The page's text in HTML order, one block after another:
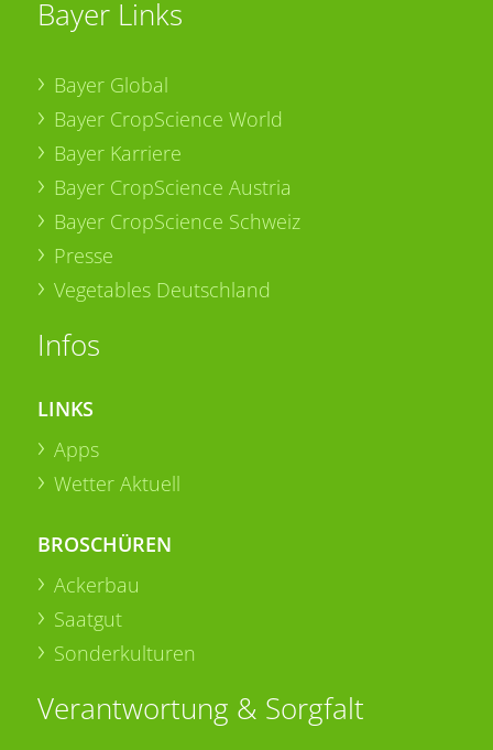
Bayer Links
Bayer Global
Bayer CropScience World
Bayer Karriere
Bayer CropScience Austria
Bayer CropScience Schweiz
Presse
Vegetables Deutschland
Infos
LINKS
Apps
Wetter Aktuell
BROSCHÜREN
Ackerbau
Saatgut
Sonderkulturen
Verantwortung & Sorgfalt